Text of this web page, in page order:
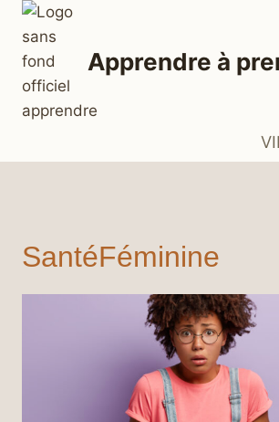
Aller
contenu
Apprendre à
SantéFéminine